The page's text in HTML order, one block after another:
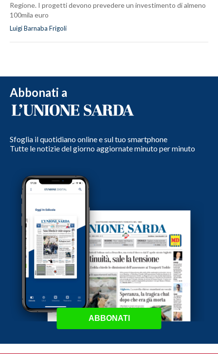
Regione. I progetti devono prevedere un investimento di almeno
100mila euro
Luigi Barnaba Frigoli
Abbonati a
Sfoglia il quotidiano online e sul tuo smartphone
Tutte le notizie del giorno aggiornate minuto per minuto
ABBONATI